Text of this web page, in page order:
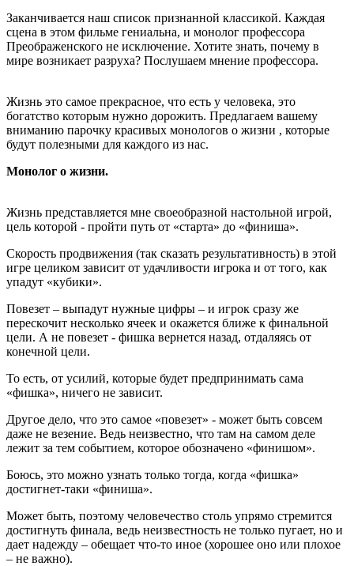
Заканчивается наш список признанной классикой. Каждая
сцена в этом фильме гениальна, и монолог профессора
Преображенского не исключение. Хотите знать, почему в
мире возникает разруха? Послушаем мнение профессора.
Жизнь это самое прекрасное, что есть у человека, это
богатство которым нужно дорожить. Предлагаем вашему
вниманию парочку красивых монологов о жизни , которые
будут полезными для каждого из нас.
Монолог о жизни.
Жизнь представляется мне своеобразной настольной игрой,
цель которой - пройти путь от «старта» до «финиша».
Скорость продвижения (так сказать результативность) в этой
игре целиком зависит от удачливости игрока и от того, как
упадут «кубики».
Повезет – выпадут нужные цифры – и игрок сразу же
перескочит несколько ячеек и окажется ближе к финальной
цели. А не повезет - фишка вернется назад, отдаляясь от
конечной цели.
То есть, от усилий, которые будет предпринимать сама
«фишка», ничего не зависит.
Другое дело, что это самое «повезет» - может быть совсем
даже не везение. Ведь неизвестно, что там на самом деле
лежит за тем событием, которое обозначено «финишом».
Боюсь, это можно узнать только тогда, когда «фишка»
достигнет-таки «финиша».
Может быть, поэтому человечество столь упрямо стремится
достигнуть финала, ведь неизвестность не только пугает, но и
дает надежду – обещает что-то иное (хорошее оно или плохое
– не важно).